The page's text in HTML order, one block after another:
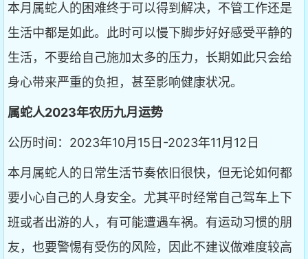
本月属蛇人的困难终于可以得到解决，不管工作还是
生活中都是如此。此时可以慢下脚步好好感受平静的
生活，不要给自己施加太多的压力，长期如此只会给
身心带来严重的负担，甚至影响健康状况。
属蛇人2023年农历九月运势
公历时间：2023年10月15日-2023年11月12日
本月属蛇人的日常生活节奏依旧很快，但无论如何都
要小心自己的人身安全。尤其平时经常自己驾车上下
班或者出游的人，有可能遭遇车祸。有运动习惯的朋
友，也要警惕有受伤的风险，因此不建议做难度较高